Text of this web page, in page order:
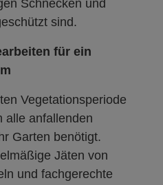
Schnecken und
sind.
für ein
Vegetationsperiode
alle anfallenden
Garten benötigt.
Jäten von
und fachgerechte